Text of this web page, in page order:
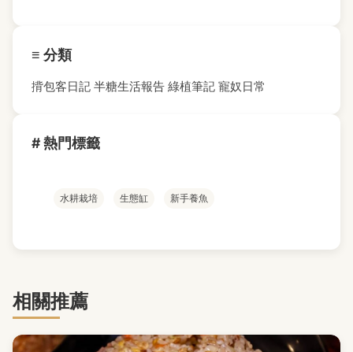
≡ 分類
揹包客日記 半糖生活報告 綠植筆記 寵奴日常
# 熱門標籤
水耕栽培 生態缸 新手養魚
相關推薦